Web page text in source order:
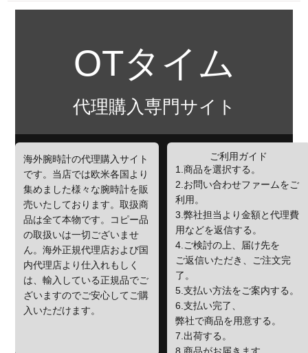
OTタイム
代理購入専門サイト
海外腕時計の代理購入サイト
です。当店では欧米各国より
集めました様々な腕時計を販
売いたしております。取扱商
品は全て本物です。コピー品
の取扱いは一切ございませ
ん。海外正規代理店および国
内代理店より仕入れもしく
は、輸入している正規品でご
ざいますのでご安心してご購
入いただけます。
ご利用ガイド
1.商品を選択する。
2.お問い合わせファームをご
利用。
3.弊社担当より金額と代理費
用などを返信する。
4.ご検討の上、届け先を
ご返信いただき、ご注文完
了。
5.支払い方法をご案内する。
6.支払い完了、
弊社で商品を用意する。
7.出荷する。